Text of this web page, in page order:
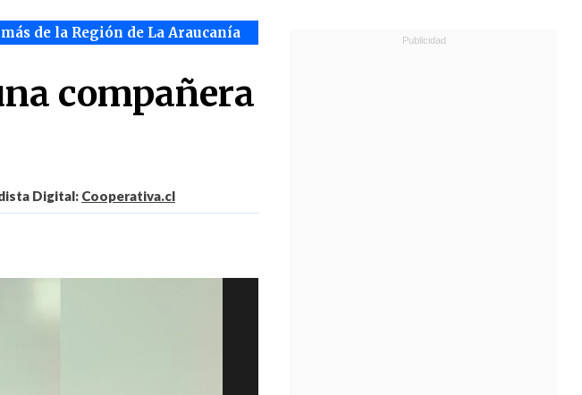
de la Región de La Araucanía
compañera
Digital: Cooperativa.cl